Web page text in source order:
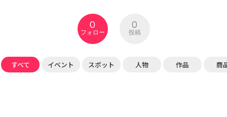
0
フォロー
0
投稿
すべて イベント スポット 人物 作品 商